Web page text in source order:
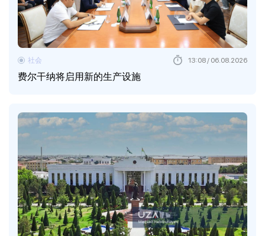
费尔干纳将启用新的生产设施
社会 13:08 / 06.08.2026